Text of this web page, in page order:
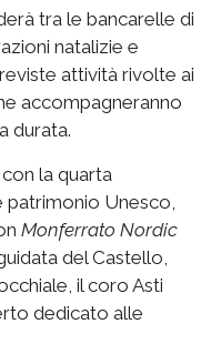
tra le bancarelle di
natalizie e
attività rivolte ai
accompagneranno
durata.
la quarta
patrimonio Unesco,
Monferrato Nordic
del Castello,
il coro Asti
dedicato alle